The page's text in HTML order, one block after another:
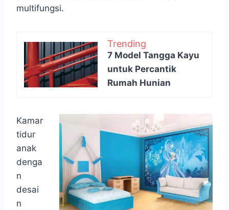
multifungsi.
Trending
7 Model Tangga Kayu
untuk Percantik
Rumah Hunian
Kamar
tidur
anak
denga
n
desai
n